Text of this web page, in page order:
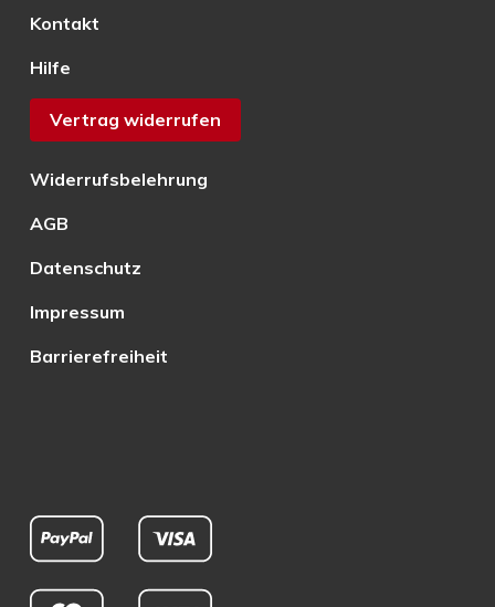
Kontakt
Hilfe
Vertrag widerrufen
Widerrufsbelehrung
AGB
Datenschutz
Impressum
Barrierefreiheit